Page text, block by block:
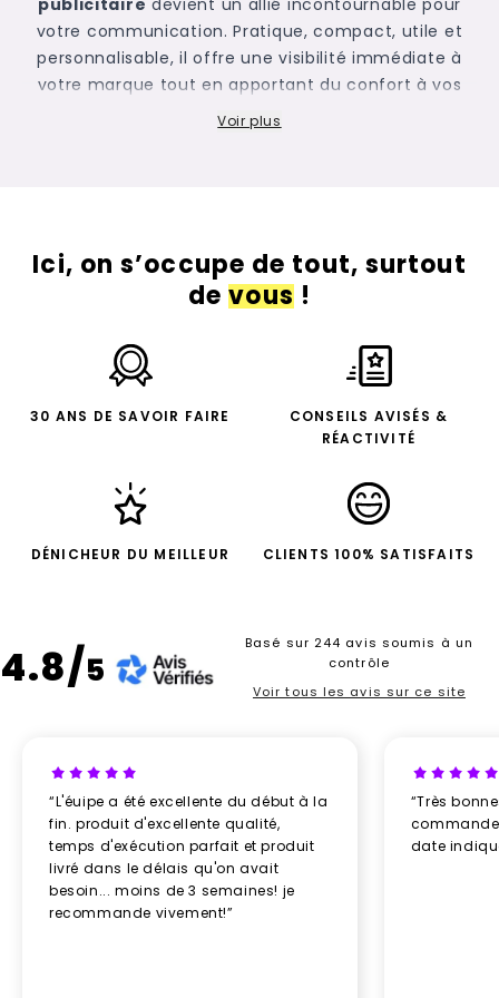
publicitaire devient un allié incontournable pour
votre communication. Pratique, compact, utile et
personnalisable, il offre une visibilité immédiate à
votre marque tout en apportant du confort à vos
clients, prospects ou collaborateurs.
tout au long de la journée.
Chez Newcom, nous vous proposons une large
tous les usages et à tous les budgets.
Pourquoi choisir un ventilateur personnalisé pour
votre communication ?
Le ventilateur personnalisé coche toutes les cases
Objet utile et réutilisable
Excellente visibilité de votre logo
Format facile à distribuer
rapidement oubliés, le ventilateur publicitaire est
conservé et utilisé immédiatement. Résultat : votre
marque bénéficie d’une exposition prolongée et
entreprises souhaitant associer leur communication
à des notions de confort, de bien-être et d’attention
portée aux utilisateurs.
Nos modèles de ventilateurs publicitaires
personnalisables
Chez Newcom, nous sélectionnons des ventilateurs
Voir plus
Ici, on s’occupe de tout, surtout
devous!
30 ANS DE SAVOIR FAIRE
CONSEILS AVISÉS &
RÉACTIVITÉ
DÉNICHEUR DU MEILLEUR CLIENTS 100% SATISFAITS
4.8/5
Basé sur 244 avis soumis à un
contrôle
Voir tous les avis sur ce site
“L'éuipe a été excellente du début à la
fin. produit d'excellente qualité,
temps d'exécution parfait et produit
livré dans le délais qu'on avait
besoin... moins de 3 semaines! je
recommande vivement!”
“Très
date